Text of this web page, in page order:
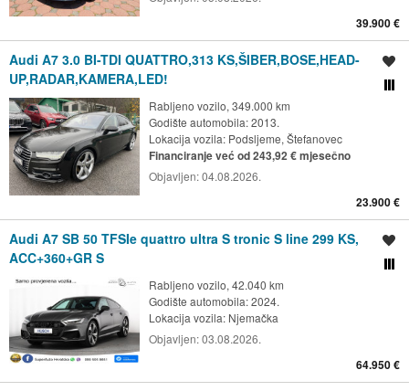
39.900 €
Audi A7 3.0 BI-TDI QUATTRO,313 KS,ŠIBER,BOSE,HEAD-
UP,RADAR,KAMERA,LED!
Rabljeno vozilo, 349.000 km
Godište automobila: 2013.
Lokacija vozila: Podsljeme, Štefanovec
Financiranje već od 243,92 € mjesečno
Objavljen:04.08.2026.
23.900 €
Audi A7 SB 50 TFSIe quattro ultra S tronic S line 299 KS,
ACC+360+GR S
Rabljeno vozilo, 42.040 km
Godište automobila: 2024.
Lokacija vozila: Njemačka
Objavljen:03.08.2026.
64.950 €